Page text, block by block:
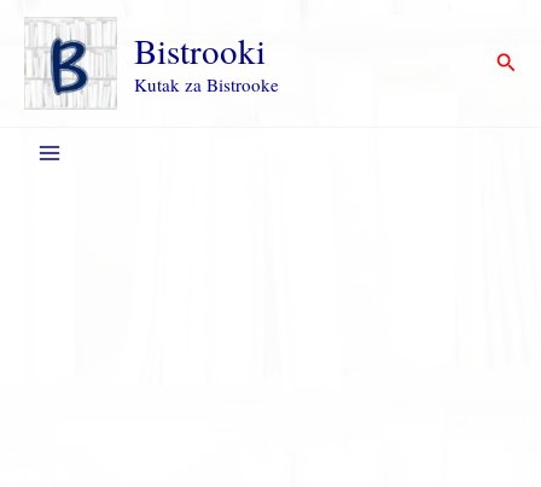
Пређи
садржај
Bistrooki
Kutak za Bistrooke